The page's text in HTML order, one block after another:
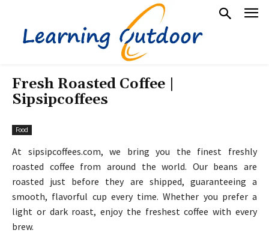
Fresh Roasted Coffee |
Sipsipcoffees
Food
At sipsipcoffees.com, we bring you the finest freshly
roasted coffee from around the world. Our beans are
roasted just before they are shipped, guaranteeing a
smooth, flavorful cup every time. Whether you prefer a
light or dark roast, enjoy the freshest coffee with every
brew.